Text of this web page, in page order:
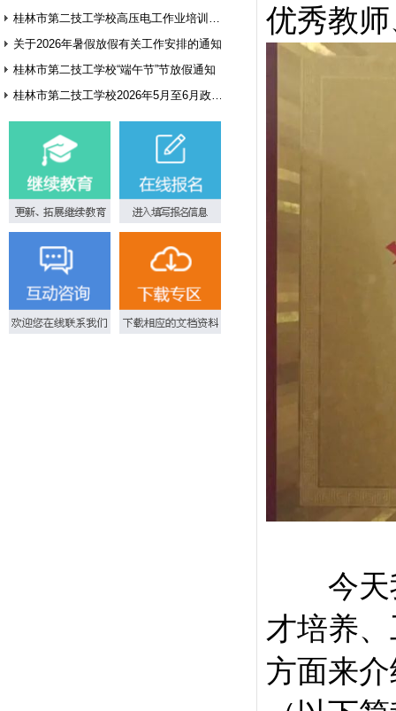
桂林市第二技工学校高压电工作业培训基地建设方案征集公告
关于2026年暑假放假有关工作安排的通知
桂林市第二技工学校“端午节”节放假通知
桂林市第二技工学校2026年5月至6月政府采购意向
优秀教
今天我
才培养
方面来